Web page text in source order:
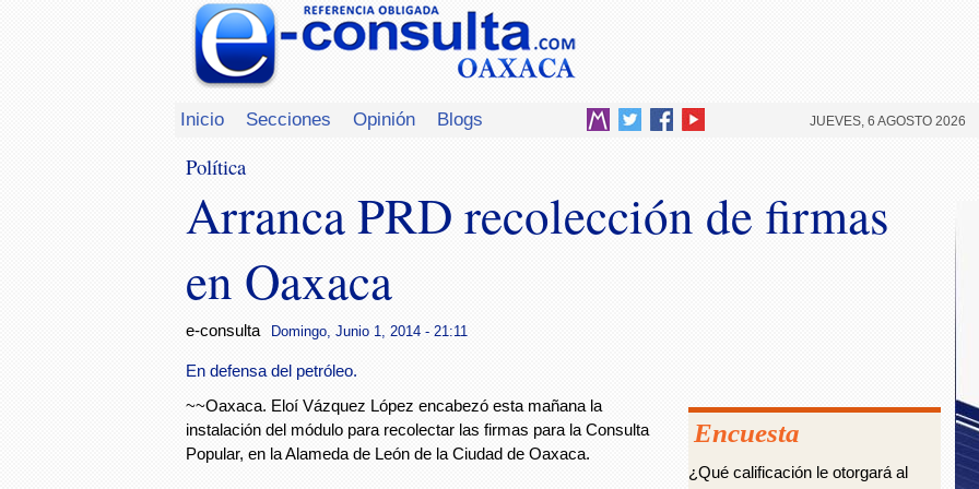
Inicio Secciones Opinión Blogs JUEVES, 6 AGOSTO 2026
Política
Arranca PRD recolección de firmas
en Oaxaca
e-consulta Domingo, Junio 1, 2014 - 21:11
En defensa del petróleo.
~~Oaxaca. Eloí Vázquez López encabezó esta mañana la
instalación del módulo para recolectar las firmas para la Consulta
Popular, en la Alameda de León de la Ciudad de Oaxaca.
Encuesta
¿Qué calificación le otorgará al